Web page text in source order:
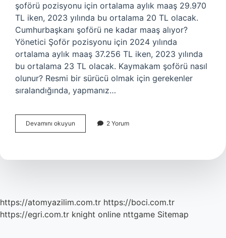
şoförü pozisyonu için ortalama aylık maaş 29.970
TL iken, 2023 yılında bu ortalama 20 TL olacak.
Cumhurbaşkanı şoförü ne kadar maaş alıyor?
Yönetici Şoför pozisyonu için 2024 yılında
ortalama aylık maaş 37.256 TL iken, 2023 yılında
bu ortalama 23 TL olacak. Kaymakam şoförü nasıl
olunur? Resmi bir sürücü olmak için gerekenler
sıralandığında, yapmanız…
Devamını okuyun
Şöförü
Maaş
2 Yorum
https://atomyazilim.com.tr https://boci.com.tr
https://egri.com.tr knight online nttgame Sitemap